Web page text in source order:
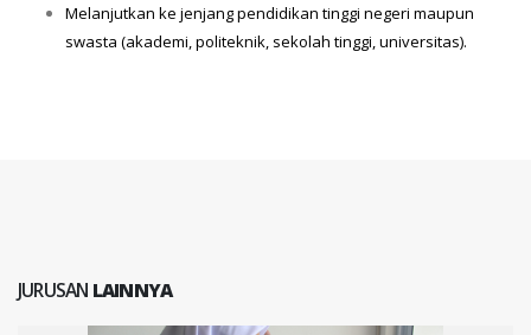
Melanjutkan ke jenjang pendidikan tinggi negeri maupun
swasta (akademi, politeknik, sekolah tinggi, universitas).
JURUSAN LAINNYA